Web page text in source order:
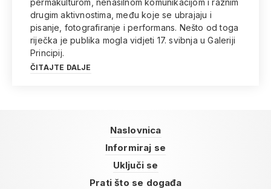
permakulturom, nenasilnom komunikacijom i raznim
drugim aktivnostima, među koje se ubrajaju i
pisanje, fotografiranje i performans. Nešto od toga
riječka je publika mogla vidjeti 17. svibnja u Galeriji
Principij.
ČITAJTE DALJE
Naslovnica
Informiraj se
Uključi se
Prati što se događa